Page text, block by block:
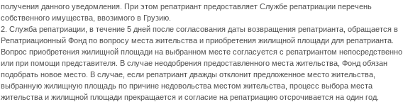
получения данного уведомления. При этом репатриант предоставляет Службе репатриации перечень
собственного имущества, ввозимого в Грузию.
2. Служба репатриации, в течение 5 дней после согласования даты возвращения репатрианта, обращается в
Репатриационный Фонд по вопросу места жительства и приобретения жилищной площади для репатрианта.
Вопрос приобретения жилищной площади на выбранном месте согласуется с репатриантом непосредственно
или при помощи представителя. В случае неодобрения предоставленного места жительства, Фонд обязан
подобрать новое место. В случае, если репатриант дважды отклонит предложенное место жительства,
выбранную жилищную площадь по причине недовольства местом жительства, процесс выбора места
жительства и жилищной площади прекращается и согласие на репатриацию отсрочивается на один год.